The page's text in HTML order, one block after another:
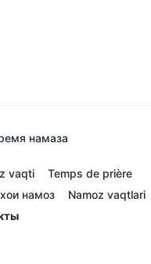
намаза
vaqti
Temps de prière
намоз
Namoz vaqtlari